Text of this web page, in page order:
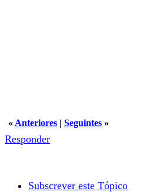
« Anteriores | Seguintes »
Responder
Subscrever este Tópico